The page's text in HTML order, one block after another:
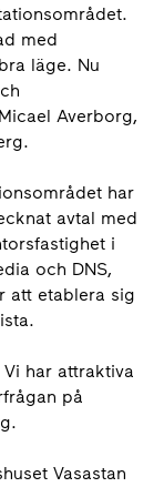
med
läge. Nu
Averborg,
har
avtal med
i
och DNS,
att etablera sig
har attraktiva
på
Vasastan